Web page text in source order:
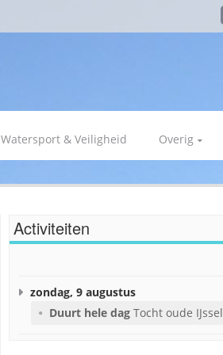
Watersport & Veiligheid Overig
Activiteiten
zondag, 9 augustus
Duurt hele dag Tocht oude IJssel